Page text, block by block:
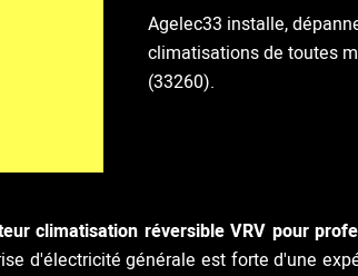
Agelec33 installe,
climatisations de toutes
(33260).
climatisation réversible VRV pour
d'électricité générale est forte d'une